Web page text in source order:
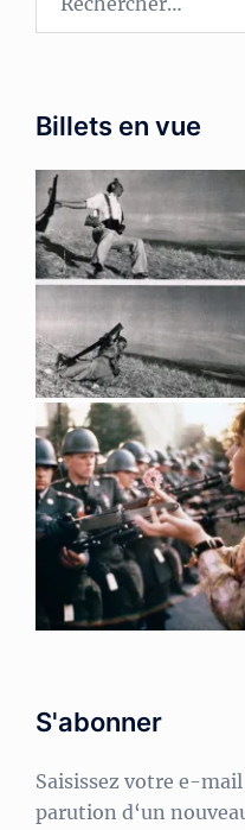
Billets en vue
S'abonner
Saisissez votre e-
parution d‘un